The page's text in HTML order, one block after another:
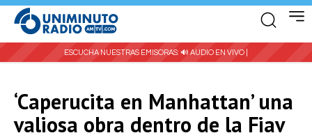
ESCUCHA NUESTRAS EMISORAS: 🔊 AUDIO EN VIVO |
‘Caperucita en Manhattan’ una
valiosa obra dentro de la Fiav